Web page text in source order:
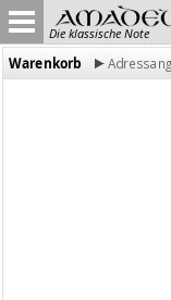
Die klassische Note
Warenkorb